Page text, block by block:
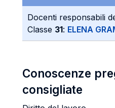
Docenti responsabili
Classe 31: ELENA
Conoscenze
consigliate